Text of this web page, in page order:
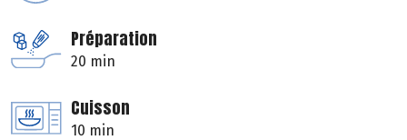
Préparation
20 min
Cuisson
10 min